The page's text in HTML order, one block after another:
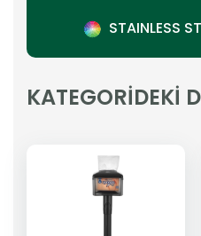
STAINLESS
KATEGORİDEKİ